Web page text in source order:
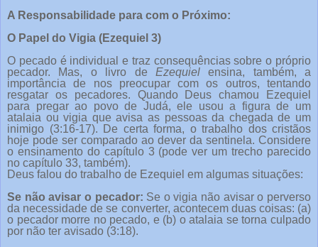
A Responsabilidade para com o Próximo:
O Papel do Vigia (Ezequiel 3)
O pecado é individual e traz consequências sobre o próprio
pecador. Mas, o livro de Ezequielensina, também, a
importância de nos preocupar com os outros, tentando
resgatar os pecadores. Quando Deus chamou Ezequiel
para pregar ao povo de Judá, ele usou a figura de um
atalaia ou vigia que avisa as pessoas da chegada de um
inimigo (3:16-17). De certa forma, o trabalho dos cristãos
hoje pode ser comparado ao dever da sentinela. Considere
o ensinamento do capítulo 3 (pode ver um trecho parecido
no capítulo 33, também).
Deus falou do trabalho de Ezequiel em algumas situações:
Se não avisar o pecador: Se o vigia não avisar o perverso
da necessidade de se converter, acontecem duas coisas: (a)
o pecador morre no pecado, e (b) o atalaia se torna culpado
por não ter avisado (3:18).